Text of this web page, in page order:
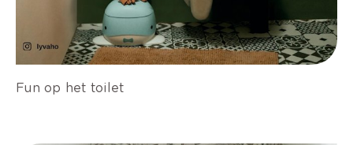
Fun op het toilet